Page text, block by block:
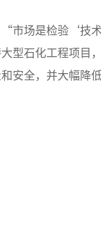
市场是检验‘技
型石化工程项目
安全，并大幅